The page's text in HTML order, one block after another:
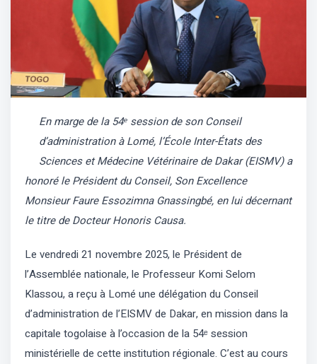
En marge de la 54ᵉ session de son Conseil
d’administration à Lomé, l’École Inter-États des
Sciences et Médecine Vétérinaire de Dakar (EISMV) a
honoré le Président du Conseil, Son Excellence
Monsieur Faure Essozimna Gnassingbé, en lui décernant
le titre de Docteur Honoris Causa.
Le vendredi 21 novembre 2025, le Président de
l’Assemblée nationale, le Professeur Komi Selom
Klassou, a reçu à Lomé une délégation du Conseil
d’administration de l’EISMV de Dakar, en mission dans la
capitale togolaise à l’occasion de la 54ᵉ session
ministérielle de cette institution régionale. C’est au cours